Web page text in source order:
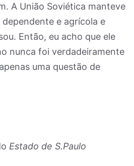
A União Soviética manteve
e agrícola e
Então, eu acho que ele
nunca foi verdadeiramente
uma questão de
Estado de S.Paulo